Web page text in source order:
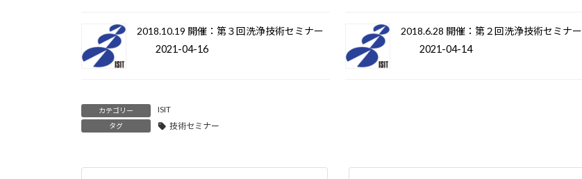
2018.10.19 開催：第３回洗浄技術セミナー
2021-04-16
2018.6.28 開催：第２回洗浄技術セミナー
2021-04-14
カテゴリー ISIT
タグ 技術セミナー